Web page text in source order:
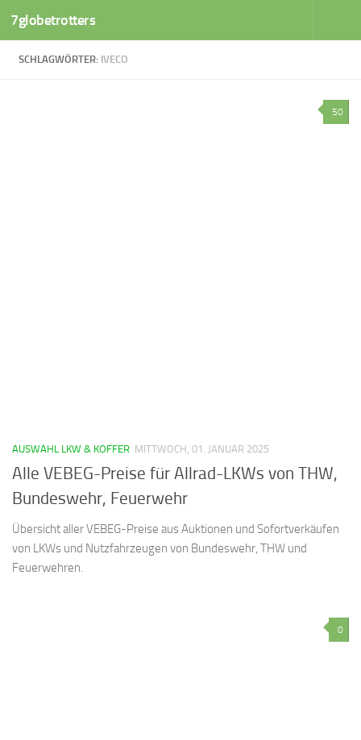
Zum Inhalt springen
7globetrotters
SCHLAGWÖRTER: IVECO
50
AUSWAHL LKW & KOFFER MITTWOCH, 01. JANUAR 2025
Alle VEBEG-Preise für Allrad-LKWs von THW,
Bundeswehr, Feuerwehr
Übersicht aller VEBEG-Preise aus Auktionen und Sofortverkäufen
von LKWs und Nutzfahrzeugen von Bundeswehr, THW und
Feuerwehren.
0